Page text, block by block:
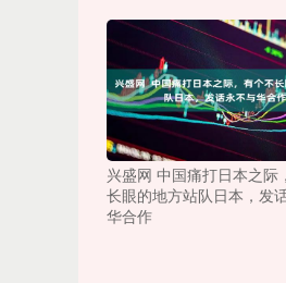
兴盛网 中国痛打日本之际
长眼的地方站队日本，发
华合作